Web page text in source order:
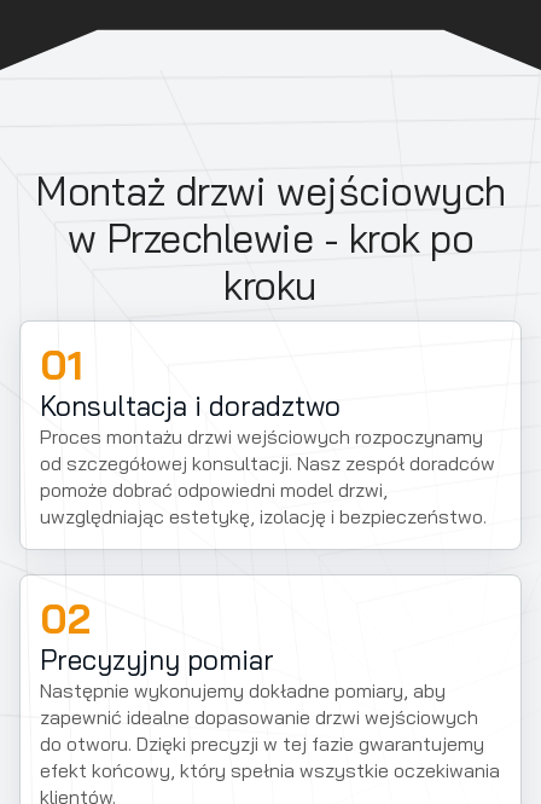
Montaż drzwi wejściowych
w Przechlewie - krok po
kroku
01
Konsultacja i doradztwo
Proces montażu drzwi wejściowych rozpoczynamy
od szczegółowej konsultacji. Nasz zespół doradców
pomoże dobrać odpowiedni model drzwi,
uwzględniając estetykę, izolację i bezpieczeństwo.
02
Precyzyjny pomiar
Następnie wykonujemy dokładne pomiary, aby
zapewnić idealne dopasowanie drzwi wejściowych
do otworu. Dzięki precyzji w tej fazie gwarantujemy
efekt końcowy, który spełnia wszystkie oczekiwania
klientów.